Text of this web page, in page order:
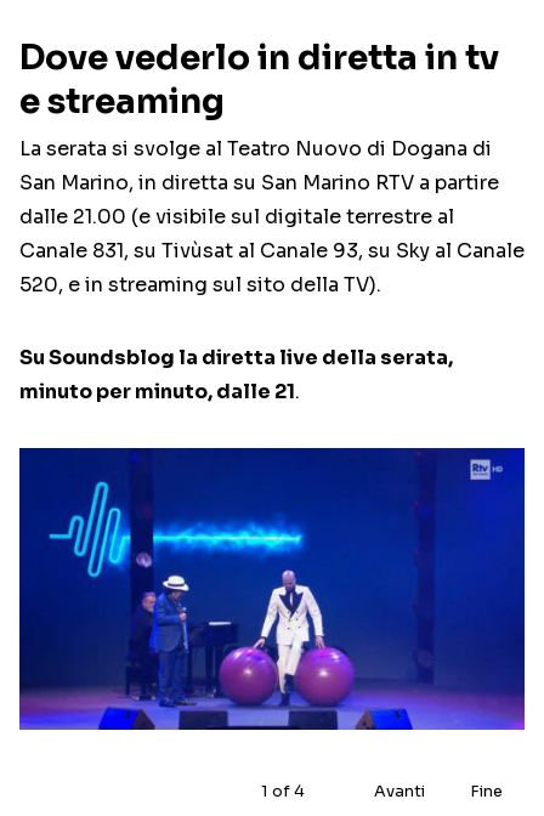
Dove vederlo in diretta in tv
e streaming
La serata si svolge al Teatro Nuovo di Dogana di
San Marino, in diretta su San Marino RTV a partire
dalle 21.00 (e visibile sul digitale terrestre al
Canale 831, su Tivùsat al Canale 93, su Sky al Canale
520, e in streaming sul sito della TV).
Su Soundsblog la diretta live della serata,
minuto per minuto, dalle 21.
1 of4 Avanti Fine